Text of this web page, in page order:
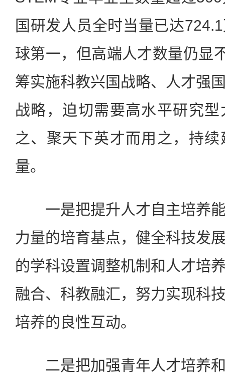
国研发人员全时当量已达
球第一，但高端人才数量仍显
筹实施科教兴国战略、人才强
战略，迫切需要高水平研究
之、聚天下英才而用之，持
量。
一是把提升人才自主培养能
力量的培育基点，健全科技发
的学科设置调整机制和人才培
融合、科教融汇，努力实现科
培养的良性互动。
二是把加强青年人才培养和